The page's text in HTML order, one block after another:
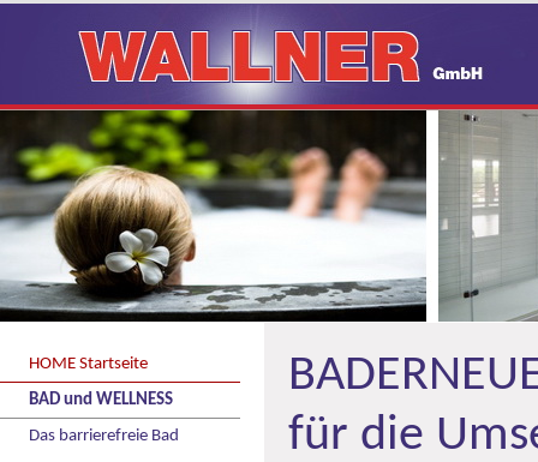
HOME Startseite
BAD und WELLNESS
Das barrierefreie Bad
für die